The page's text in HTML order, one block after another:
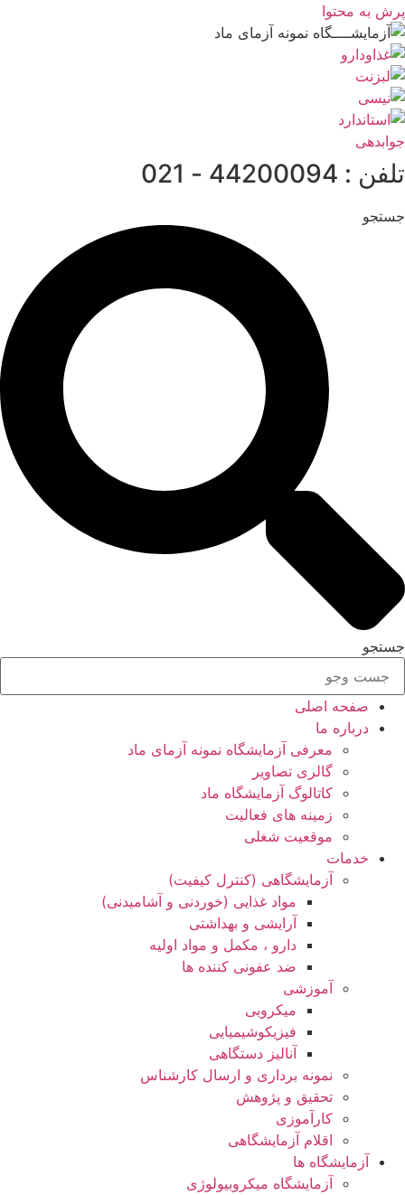
پرش به محتوا
جوابدهی
تلفن : 44200094 - 021
جستجو
جستجو
صفحه اصلی
درباره ما
معرفی آزمایشگاه نمونه آزمای ماد
گالری تصاویر
کاتالوگ آزمایشگاه ماد
زمینه های فعالیت
موقعیت شغلی
خدمات
آزمایشگاهی (کنترل کیفیت)
مواد غذایی (خوردنی و آشامیدنی)
آرایشی و بهداشتی
دارو ، مکمل و مواد اولیه
ضد عفونی کننده ها
آموزشی
میکروبی
فیزیکوشیمیایی
آنالیز دستگاهی
نمونه برداری و ارسال کارشناس
تحقیق و پژوهش
کارآموزی
اقلام آزمایشگاهی
آزمایشگاه ها
آزمایشگاه میکروبیولوژی